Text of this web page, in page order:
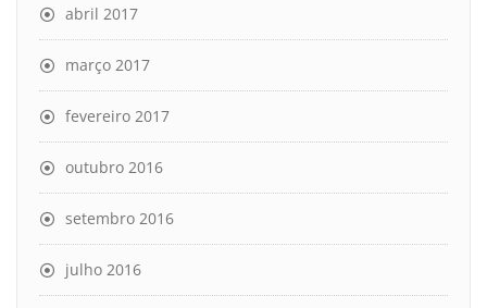
abril 2017
março 2017
fevereiro 2017
outubro 2016
setembro 2016
julho 2016